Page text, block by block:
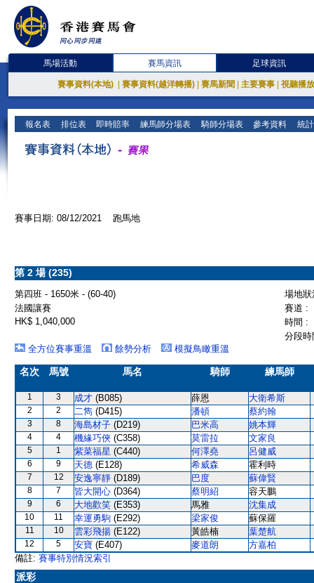
馬場活動 賽馬資訊 足球資訊
賽事資料(本地) 賽事資料(越洋轉播) 賽馬新聞 主要賽事 視聽播
報名表 排位表 即時賠率 練馬師分場表 騎師分場表 參考資料 統
賽事日期: 08/12/2021 跑馬地
第 2 場 (235)
第四班 - 1650米 - (60-40)
場地
法國讓賽
賽道 :
HK$ 1,040,000
時間 :
分段
全方位賽事重溫
餘勢分析 模擬鳥瞰重溫
名次 馬號 馬名 騎師 練馬師
1 3 成才 (B085) 薛恩 大衛希斯
2 2 二雋 (D415) 潘頓 蔡約翰
3 8 海島材子 (D219) 巴米高 姚本輝
4 4 機緣巧俠 (C358) 莫雷拉 文家良
5 1 紫菜福星 (C440) 何澤堯 呂健威
6 9 天德 (E128) 希威森 霍利時
7 12 安逸寧靜 (D189) 巴度 蘇偉賢
8 7 皆大開心 (D364) 蔡明紹 容天鵬
9 6 大地歡笑 (E353) 馬雅 沈集成
10 11 幸運勇駒 (E292) 梁家俊 蘇保羅
11 10 雲彩飛揚 (E122) 黃皓楠 葉楚航
12 5 安寶 (E407) 麥道朗
方嘉柏
備註: 賽事特別情況索引
派彩